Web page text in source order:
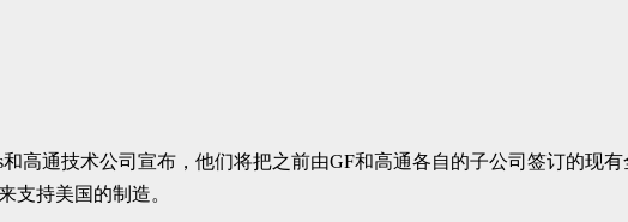
高通技术公司宣布，他们将把之前由GF和高通各自的子公司签订的现
支持美国的制造。